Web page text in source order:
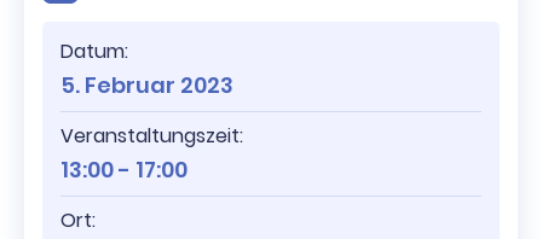
Datum:
5. Februar 2023
Veranstaltungszeit:
13:00 - 17:00
Ort: